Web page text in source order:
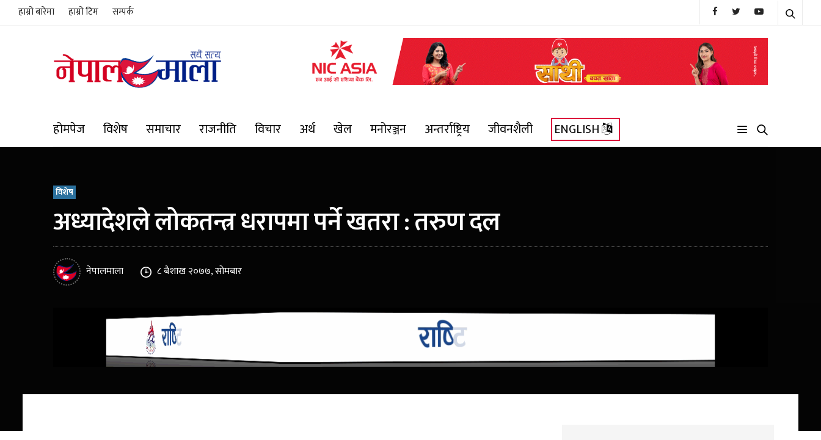
हाम्रो बारेमा हाम्रो टिम सम्पर्क
होमपेज विशेष समाचार राजनीति विचार अर्थ खेल मनोरञ्जन अन्तर्राष्ट्रिय जीवनशैली ENGLISH
विशेष
अध्यादेशले लोकतन्त्र धरापमा पर्ने खतरा : तरुण दल
नेपालमाला ८ बैशाख २०७७, सोमबार